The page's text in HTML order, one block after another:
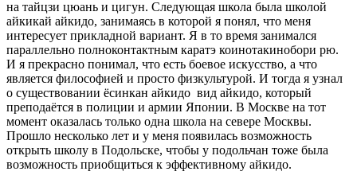
на тайцзи цюань и цигун. Следующая школа была школой
айкикай айкидо, занимаясь в которой я понял, что меня
интересует прикладной вариант. Я в то время занимался
параллельно полноконтактным каратэ ­коинотакинобори рю.
И я прекрасно понимал, что есть боевое искусство, а что
является философией и просто физкультурой. И тогда я узнал
о существовании ёсинкан айкидо ­ вид айкидо, который
преподаётся в полиции и армии Японии. В Москве на тот
момент оказалась только одна школа на севере Москвы.
Прошло несколько лет и у меня появилась возможность
открыть школу в Подольске, чтобы у подольчан тоже была
возможность приобщиться к эффективному айкидо.